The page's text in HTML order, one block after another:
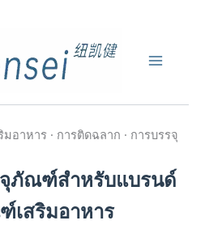
าหาร · การติดฉลาก · การบรรจุ
ภัณฑ์สำหรับแบรนด์
สริมอาหาร